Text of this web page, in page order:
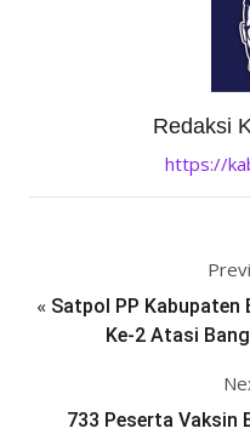
Redaksi
https://
« Satpol PP Kabupaten
Ke-2 Atasi
733 Peserta Vaksin